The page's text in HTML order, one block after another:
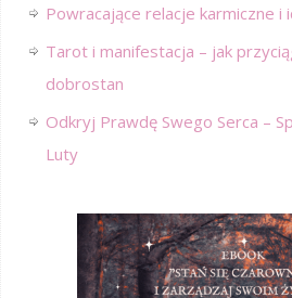
Powracające relacje karmiczne i
Tarot i manifestacja – jak
dobrostan
Odkryj Prawdę Swego Serca –
Luty